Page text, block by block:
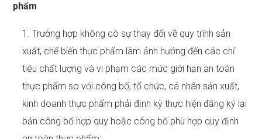
phẩm
1. Trường hợp không có sự thay đổi về quy trình sản
xuất, chế biến thực phẩm làm ảnh hưởng đến các chỉ
tiêu chất lượng và vi phạm các mức giới hạn an toàn
thực phẩm so với công bố, tổ chức, cá nhân sản xuất,
kinh doanh thực phẩm phải định kỳ thực hiện đăng ký lại
bản công bố hợp quy hoặc công bố phù hợp quy định